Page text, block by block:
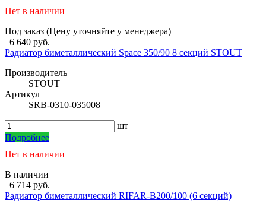
Нет в наличии
Под заказ (Цену уточняйте у менеджера)
6 640 руб.
Радиатор биметаллический Space 350/90 8 секций STOUT
Производитель
STOUT
Артикул
SRB-0310-035008
шт
Подробнее
Нет в наличии
В наличии
6 714 руб.
Радиатор биметаллический RIFAR-В200/100 (6 секций)